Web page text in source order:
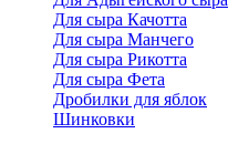
Для сыра Качотта
Для сыра Манчего
Для сыра Рикотта
Для сыра Фета
Дробилки для яблок
Шинковки